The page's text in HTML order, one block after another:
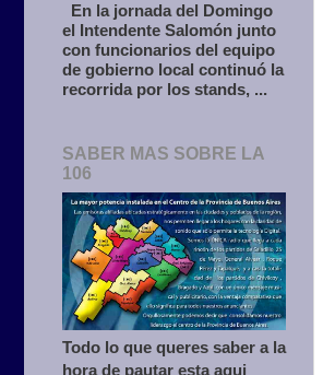
En la jornada del Domingo
el Intendente Salomón junto
con funcionarios del equipo
de gobierno local continuó la
recorrida por los stands, ...
SABER MAS SOBRE LA
106
Todo lo que queres saber a la
hora de pautar esta aqui